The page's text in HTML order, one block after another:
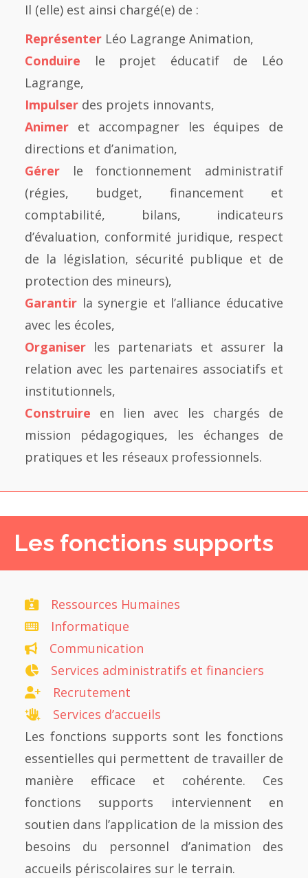
Il (elle) est ainsi chargé(e) de :
Représenter Léo Lagrange Animation,
Conduire le projet éducatif de Léo
Lagrange,
Impulser des projets innovants,
Animer et accompagner les équipes de
directions et d’animation,
Gérer le fonctionnement administratif
(régies, budget, financement et
comptabilité, bilans, indicateurs
d’évaluation, conformité juridique, respect
de la législation, sécurité publique et de
protection des mineurs),
Garantir la synergie et l’alliance éducative
avec les écoles,
Organiser les partenariats et assurer la
relation avec les partenaires associatifs et
institutionnels,
Construire en lien avec les chargés de
mission pédagogiques, les échanges de
pratiques et les réseaux professionnels.
Les fonctions supports
Ressources Humaines
Informatique
Communication
Services administratifs et financiers
Recrutement
Services d’accueils
Les fonctions supports sont les fonctions
essentielles qui permettent de travailler de
manière efficace et cohérente. Ces
fonctions supports interviennent en
soutien dans l’application de la mission des
besoins du personnel d’animation des
accueils périscolaires sur le terrain.